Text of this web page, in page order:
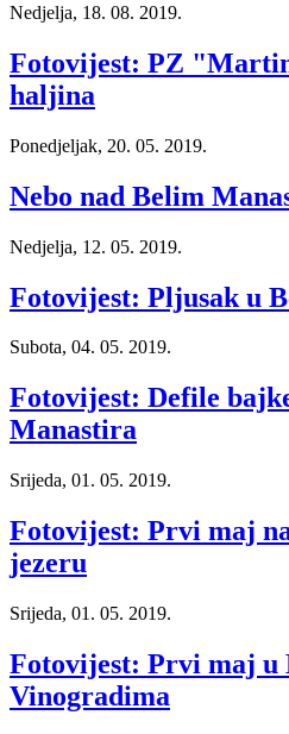
Nedjelja, 18. 08. 2019.
Fotovijest: PZ
haljina
Ponedjeljak, 20. 05. 2019.
Nebo nad Belim
Nedjelja, 12. 05. 2019.
Fotovijest: Pljusak u
Subota, 04. 05. 2019.
Fotovijest: Defile
Manastira
Srijeda, 01. 05. 2019.
Fotovijest: Prvi maj
jezeru
Srijeda, 01. 05. 2019.
Fotovijest: Prvi maj u
Vinogradima